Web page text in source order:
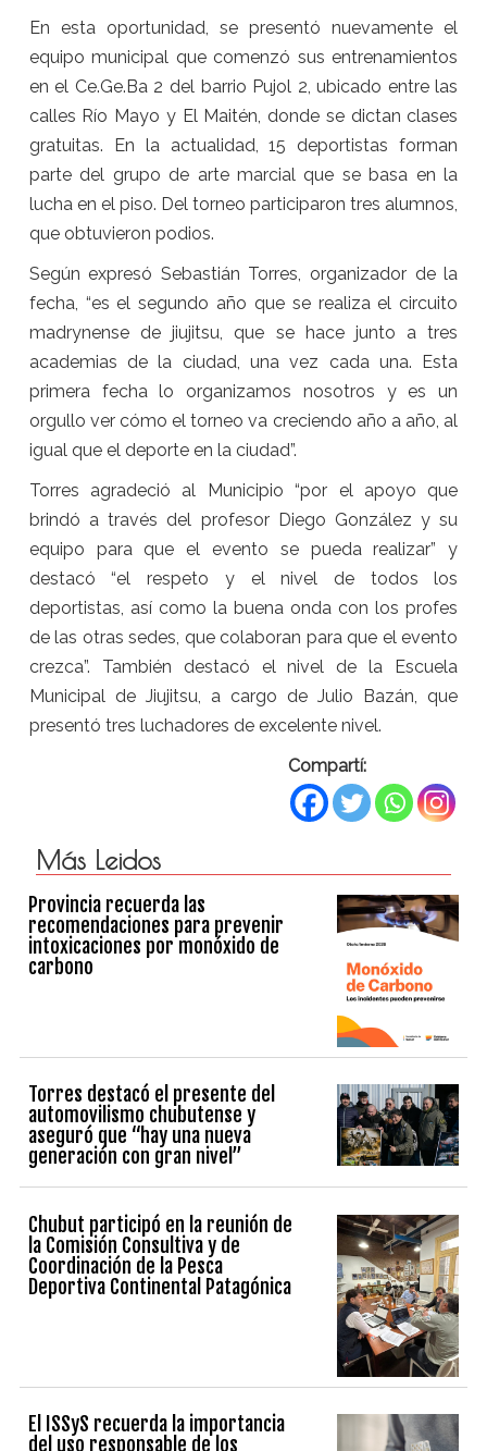
En esta oportunidad, se presentó nuevamente el
equipo municipal que comenzó sus entrenamientos
en el Ce.Ge.Ba 2 del barrio Pujol 2, ubicado entre las
calles Río Mayo y El Maitén, donde se dictan clases
gratuitas. En la actualidad, 15 deportistas forman
parte del grupo de arte marcial que se basa en la
lucha en el piso. Del torneo participaron tres alumnos,
que obtuvieron podios.
Según expresó Sebastián Torres, organizador de la
fecha, “es el segundo año que se realiza el circuito
madrynense de jiujitsu, que se hace junto a tres
academias de la ciudad, una vez cada una. Esta
primera fecha lo organizamos nosotros y es un
orgullo ver cómo el torneo va creciendo año a año, al
igual que el deporte en la ciudad”.
Torres agradeció al Municipio “por el apoyo que
brindó a través del profesor Diego González y su
equipo para que el evento se pueda realizar” y
destacó “el respeto y el nivel de todos los
deportistas, así como la buena onda con los profes
de las otras sedes, que colaboran para que el evento
crezca”. También destacó el nivel de la Escuela
Municipal de Jiujitsu, a cargo de Julio Bazán, que
presentó tres luchadores de excelente nivel.
Compartí:
Más Leidos
Provincia recuerda las
recomendaciones para prevenir
intoxicaciones por monóxido de
carbono
Torres destacó el presente del
automovilismo chubutense y
aseguró que “hay una nueva
generación con gran nivel”
Chubut participó en la reunión de
la Comisión Consultiva y de
Coordinación de la Pesca
Deportiva Continental Patagónica
El ISSyS recuerda la importancia
del uso responsable de los